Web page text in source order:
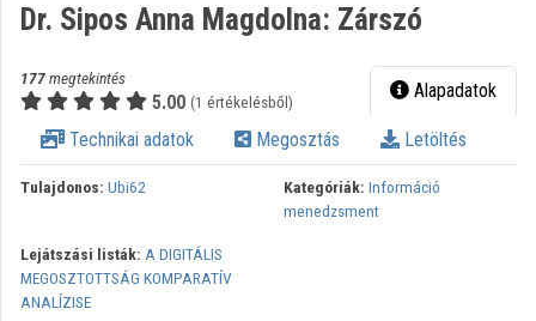
Közreműködők
Megjelenés:
Dr. Sipos Anna Magdolna: Zárszó
177megtekintés
5.00 (1 értékelésből) Alapadatok
Technikai adatok Megosztás Letöltés
Tulajdonos: Ubi62 Kategóriák: Információ
menedzsment
Lejátszási listák: A DIGITÁLIS
MEGOSZTOTTSÁG KOMPARATÍV
ANALÍZISE